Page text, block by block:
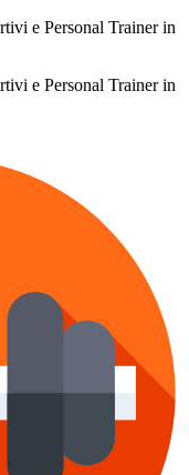
e Personal Trainer in
e Personal Trainer in